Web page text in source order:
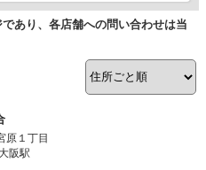
あり、各店舗への問い合わせは当
原１丁目
阪駅